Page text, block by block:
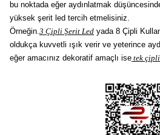
bu noktada eğer aydınlatmak
yüksek şerit led tercih etmelisiniz.
Örneğin. 3 Çipli Şerit Led yada 8 Çipli
oldukça kuvvetli ışık verir ve yeterince
eğer amacınız dekoratif amaçlı ise tek